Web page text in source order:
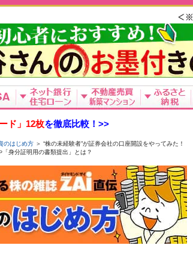
ド」12枚を徹底比較！>>
のはじめ方 ＞ “株の未経験者”が証券会社の口座開設をやってみた！
身分証明用の書類提出」とは？